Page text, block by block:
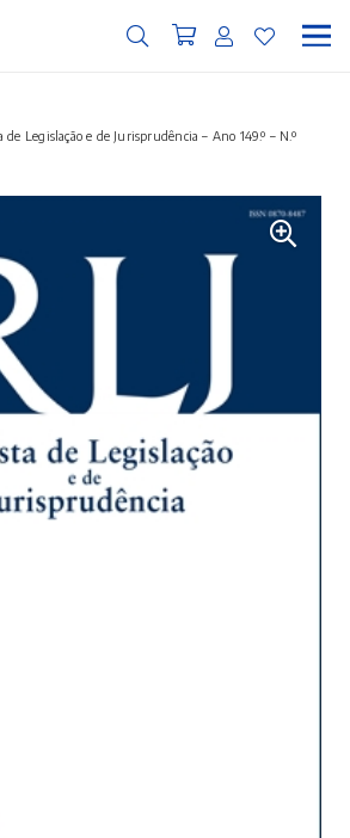
de Legislação e de Jurisprudência – Ano 149.º – N.º